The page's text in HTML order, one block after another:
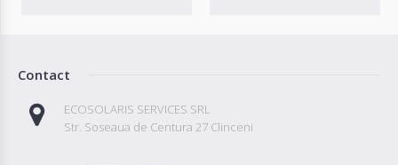
Contact
ECOSOLARIS SERVICES SRL
Str. Soseaua de Centura 27 Clinceni